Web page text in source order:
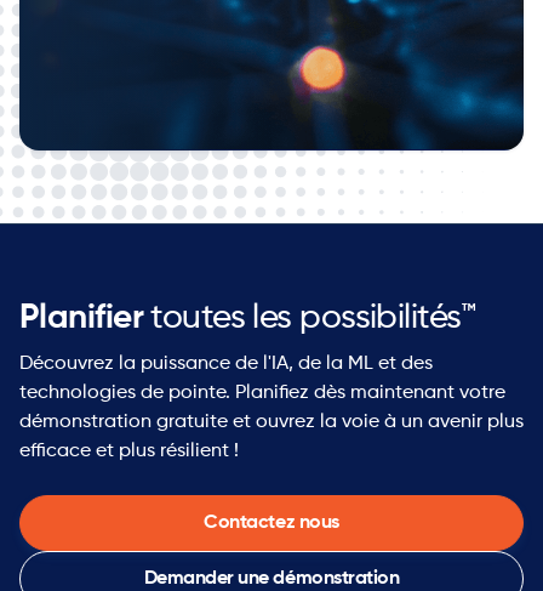
témoignages de nos clients
Planifiertoutes les possibilités™
Découvrez la puissance de l'IA, de la ML et des
technologies de pointe. Planifiez dès maintenant votre
démonstration gratuite et ouvrez la voie à un avenir plus
efficace et plus résilient !
Contactez nous
Demander une démonstration